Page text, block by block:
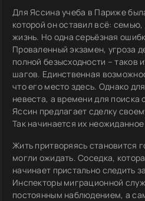
Для Яссина учеба в Париже
которой он оставил всё:
жизнь. Но одна серьёзная
Проваленный экзамен, угроза
полной безысходности – таков
шагов. Единственная
что его место здесь. Однако
невеста, а времени для поиска
Яссин предлагает сделку
Так начинается их
Жить притворяясь становится
могли ожидать. Соседка,
начинает пристально следить
Инспекторы миграционной
постоянным наблюдением, а